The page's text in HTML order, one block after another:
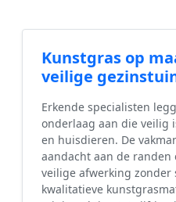
Kunstgras op
veilige
Erkende specialisten
onderlaag aan die veilig
en huisdieren. De
aandacht aan de randen
veilige afwerking zonder
kwalitatieve